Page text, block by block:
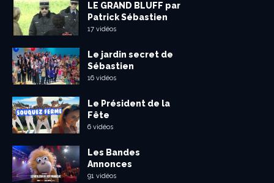
LE GRAND BLUFF par
Patrick Sébastien
17 vidéos
Le jardin secret de
Sébastien
16 vidéos
Le Président de la
Fête
6 vidéos
Les Bandes
Annonces
91 vidéos